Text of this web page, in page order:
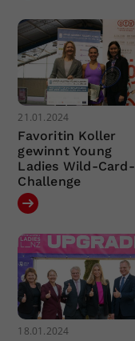
21.01.2024
Favoritin Koller
gewinnt Young
Ladies Wild-Card-
Challenge
18.01.2024